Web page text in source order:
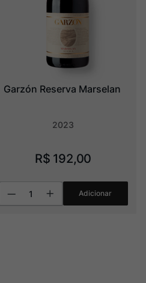
Garzón Reserva Marselan
2023
R$ 192,00
Adicionar